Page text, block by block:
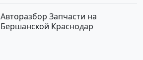
Авторазбор Запчасти на
Бершанской Краснодар